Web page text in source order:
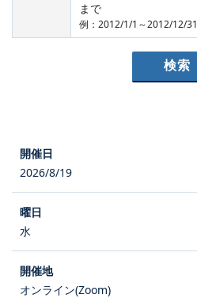
まで
例：2012/1/1～2012/12/31
2026/8/19
水
オンライン(Zoom)